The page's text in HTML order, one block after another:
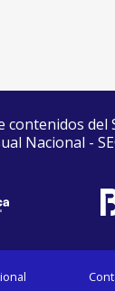
contenidos del
Nacional -